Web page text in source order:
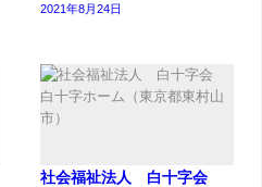
2021年8月24日
社会福祉法人 白十字会